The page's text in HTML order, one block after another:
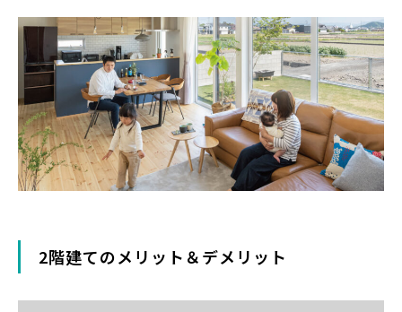
2階建てのメリット＆デメリット